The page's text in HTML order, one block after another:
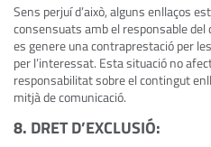
Sens perjuí d’això, alguns enllaços
consensuats amb el responsable
es genere una contraprestació per
per l’interessat. Esta situació no
responsabilitat sobre el contingut
mitjà de comunicació.
8. DRET D’EXCLUSIÓ: